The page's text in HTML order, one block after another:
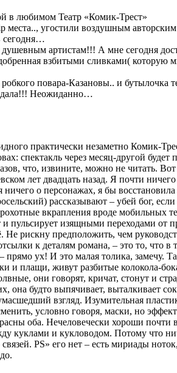
в любимом Театр «Комик-Трест»
места.., угостили воздушным
сегодня…
артистам!!! А мне сегодня
взбитыми сливками(
повара-Казановы.. и бутылочка
Неожиданно…
практически незаметно Комик-
спектакль через месяц-другой
что, извините, можно не читать.
лет двадцать назад. Я почти
о персонажах, я бы
рассказывают – убей бог,
вкрапления вроде мобильных
пульсирует изящными переходами
Не рискну предположить, чем
к деталям романа, – это то, что
ух! И это малая толика, замечу.
и плащи, живут разбитые колокола-
они говорят, кричат, стонут и
будто выпячивает, выталкивает
взгляд. Изумительная
условно говоря, маски, но
оба. Нечеловечески хороши
куклами и кукловодом. Потому что
PS» его нет – есть мириады